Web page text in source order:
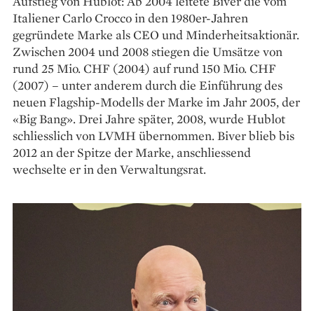
Italiener Carlo Crocco in den 1980er-Jahren
gegründete Marke als CEO und Minderheitsaktionär.
Zwischen 2004 und 2008 stiegen die Umsätze von
rund 25 Mio. CHF (2004) auf rund 150 Mio. CHF
(2007) – unter anderem durch die Einführung des
neuen Flagship-Modells der Marke im Jahr 2005, der
«Big Bang». Drei Jahre später, 2008, wurde Hublot
schliesslich von LVMH übernommen. Biver blieb bis
2012 an der Spitze der Marke, anschliessend
wechselte er in den Verwaltungsrat.